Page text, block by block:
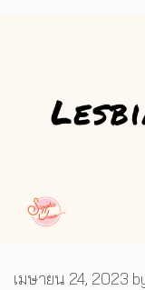
เมษายน 24, 2023